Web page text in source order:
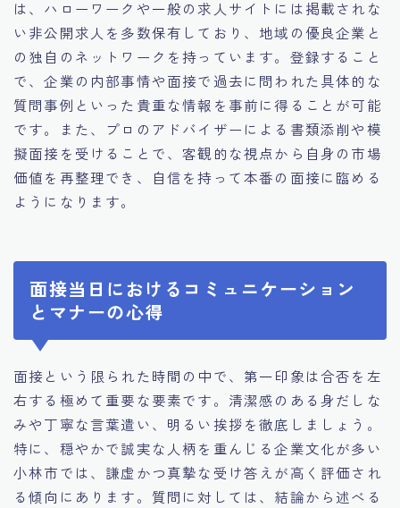
は、ハローワークや一般の求人サイトには掲載されな
い非公開求人を多数保有しており、地域の優良企業と
の独自のネットワークを持っています。登録すること
で、企業の内部事情や面接で過去に問われた具体的な
質問事例といった貴重な情報を事前に得ることが可能
です。また、プロのアドバイザーによる書類添削や模
擬面接を受けることで、客観的な視点から自身の市場
価値を再整理でき、自信を持って本番の面接に臨める
ようになります。
面接当日におけるコミュニケーション
とマナーの心得
面接という限られた時間の中で、第一印象は合否を左
右する極めて重要な要素です。清潔感のある身だしな
みや丁寧な言葉遣い、明るい挨拶を徹底しましょう。
特に、穏やかで誠実な人柄を重んじる企業文化が多い
小林市では、謙虚かつ真摯な受け答えが高く評価され
る傾向にあります。質問に対しては、結論から述べる